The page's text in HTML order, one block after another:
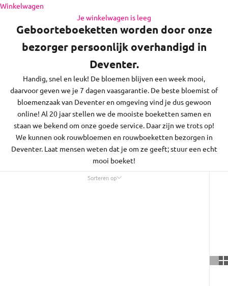
Naar inhoud
Winkelwagen
Je winkelwagen is leeg
de regio daaromheen, op zon- en feestdagen bezorgen we
niet.
Geboorteboeketten worden door onze
bezorger persoonlijk overhandigd in
Deventer.
Handig, snel en leuk! De bloemen blijven een week mooi,
daarvoor geven we je 7 dagen vaasgarantie. De beste bloemist of
bloemenzaak van Deventer en omgeving vind je dus gewoon
online! Al 20 jaar stellen we de mooiste boeketten samen en
staan we bekend om onze goede service. Daar zijn we trots op!
We kunnen ook rouwbloemen en rouwboeketten bezorgen in
Deventer. Laat mensen weten dat je om ze geeft; stuur een echt
mooi boeket!
Sorteren op